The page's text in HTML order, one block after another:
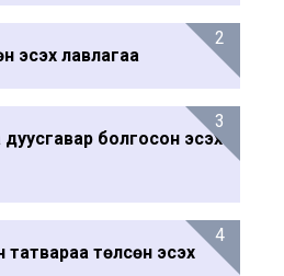
эсэх лавлагаа
2
болгосон эсэх
3
төлсөн эсэх
4